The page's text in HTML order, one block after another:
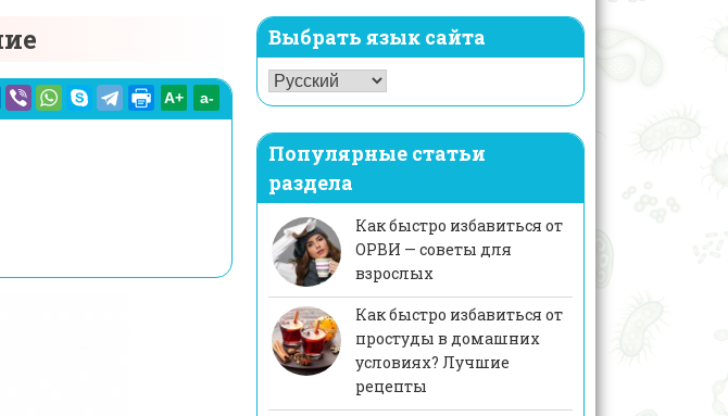
A+ а-
Выбрать язык сайта
Популярные статьи
раздела
Как быстро избавиться от
ОРВИ — советы для
взрослых
Как быстро избавиться от
простуды в домашних
условиях? Лучшие
рецепты